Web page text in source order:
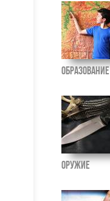
Образование
Оружие